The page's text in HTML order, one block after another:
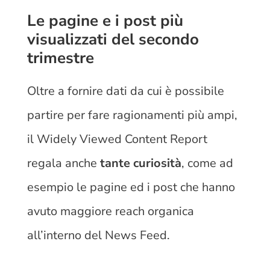
Le pagine e i post più
visualizzati del secondo
trimestre
Oltre a fornire dati da cui è possibile
partire per fare ragionamenti più ampi,
il Widely Viewed Content Report
regala anche tante curiosità, come ad
esempio le pagine ed i post che hanno
avuto maggiore reach organica
all’interno del News Feed.